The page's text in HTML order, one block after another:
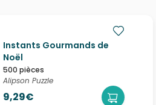
Instants Gourmands de
Noël
500 pièces
Alipson Puzzle
9,29€